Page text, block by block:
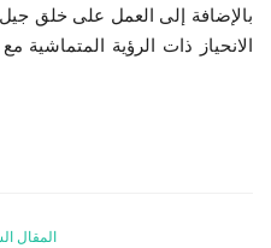
بالإضافة إلى العمل على خلق
الانحياز ذات الرؤية المتماشية
المقال